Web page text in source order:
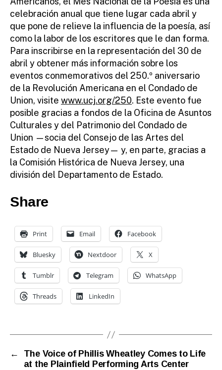
celebración anual que tiene lugar cada abril y
que pone de relieve la influencia de la poesía, así
como la labor de los escritores que le dan forma.
Para inscribirse en la representación del 30 de
abril y obtener más información sobre los
eventos conmemorativos del 250.º aniversario
de la Revolución Americana en el Condado de
Union, visite www.ucj.org/250. Este evento fue
posible gracias a fondos de la Oficina de Asuntos
Culturales y del Patrimonio del Condado de
Union —socia del Consejo de las Artes del
Estado de Nueva Jersey— y, en parte, gracias a
la Comisión Histórica de Nueva Jersey, una
división del Departamento de Estado.
Share
Print Email Facebook
Bluesky Nextdoor X
Tumblr Telegram WhatsApp
Threads LinkedIn
←
The Voice of Phillis Wheatley Comes to Life
at the Plainfield Performing Arts Center